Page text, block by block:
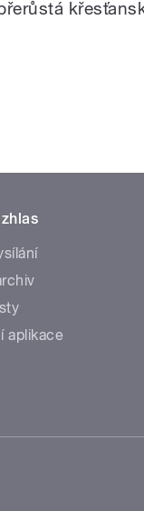
aplikace